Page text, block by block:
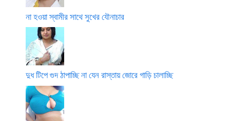
না হওয়া স্বামীর সাথে সুখের যৌনাচার
দুধ টিপে গুদ ঠাপাচ্ছি না যেন রাস্তায় জোরে গাড়ি চালাচ্ছি